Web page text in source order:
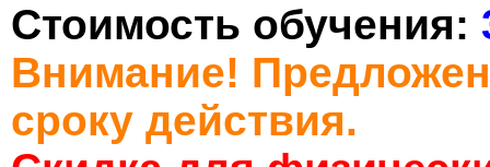
Стоимость обучения:
Внимание!
сроку действия.